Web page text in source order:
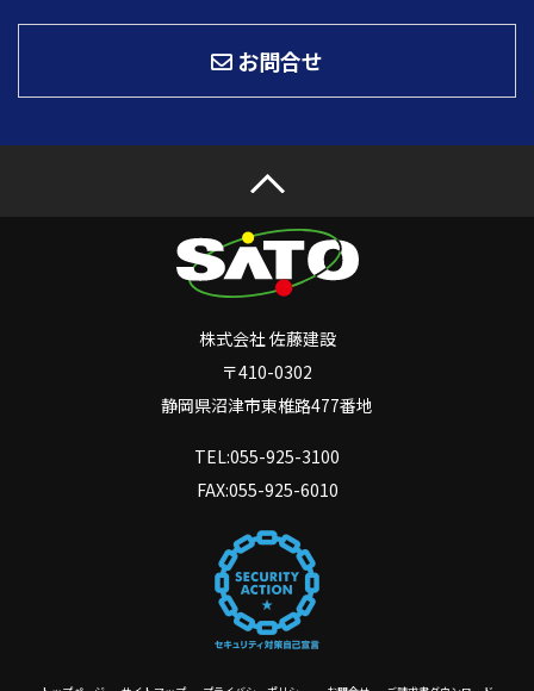
お問合せ
株式会社 佐藤建設
〒410-0302
静岡県沼津市東椎路477番地
TEL:055-925-3100
FAX:055-925-6010